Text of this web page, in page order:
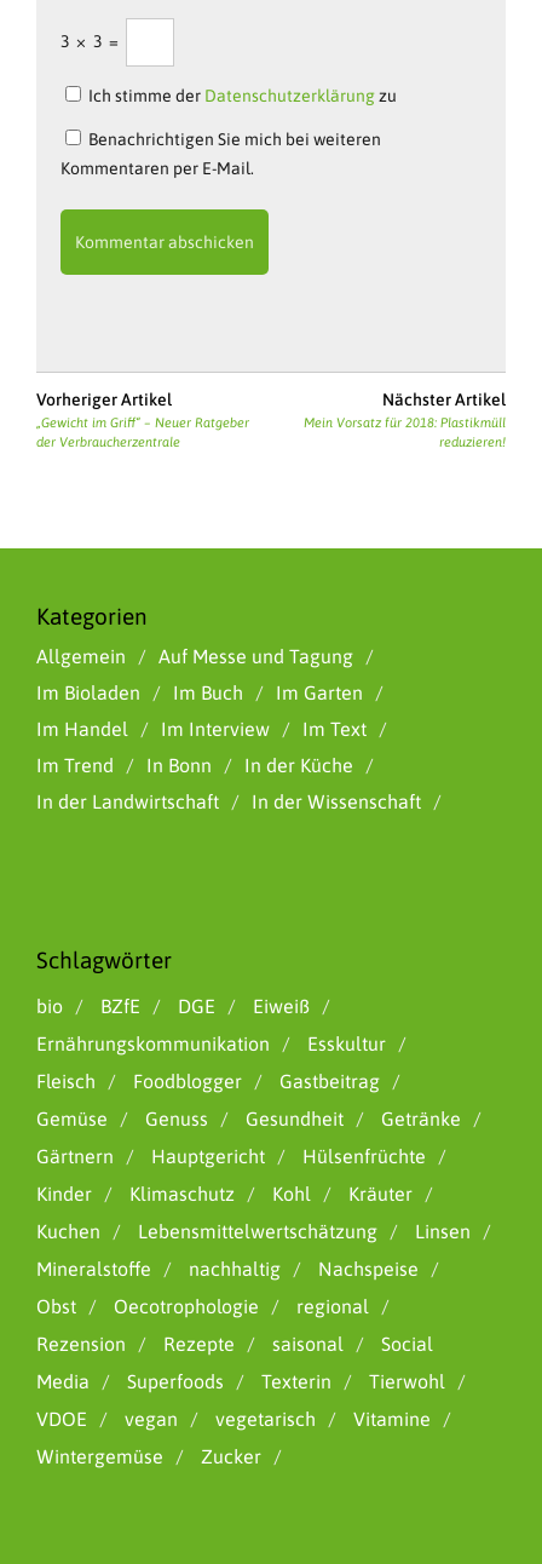
3 × 3 =
Ich stimme der Datenschutzerklärungzu
Benachrichtigen Sie mich bei weiteren
Kommentaren per E-Mail.
Vorheriger Artikel
„Gewicht im Griff“ – Neuer Ratgeber
der Verbraucherzentrale
Nächster Artikel
Mein Vorsatz für 2018: Plastikmüll
reduzieren!
Kategorien
Allgemein
Auf Messe und Tagung
Im Bioladen
Im Buch
Im Garten
Im Handel
Im Interview
Im Text
Im Trend
In Bonn
In der Küche
In der Landwirtschaft
In der Wissenschaft
Schlagwörter
bio BZfE DGE
Eiweiß
Ernährungskommunikation
Esskultur
Fleisch
Foodblogger
Gastbeitrag
Gemüse
Genuss Gesundheit
Getränke
Gärtnern
Hauptgericht
Hülsenfrüchte
Kinder
Klimaschutz Kohl
Kräuter
Kuchen
Lebensmittelwertschätzung
Linsen
Mineralstoffe
nachhaltig
Nachspeise
Obst
Oecotrophologie
regional
Rezension
Rezepte saisonal
Social
Media
Superfoods Texterin
Tierwohl
VDOE
vegan vegetarisch
Vitamine
Wintergemüse
Zucker